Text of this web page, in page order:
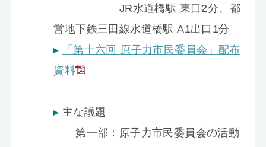
JR水道橋駅 東口2分、都
営地下鉄三田線水道橋駅 A1出口1分
「第十六回 原子力市民委員会」配布
資料
主な議題
第一部：原子力市民委員会の活動